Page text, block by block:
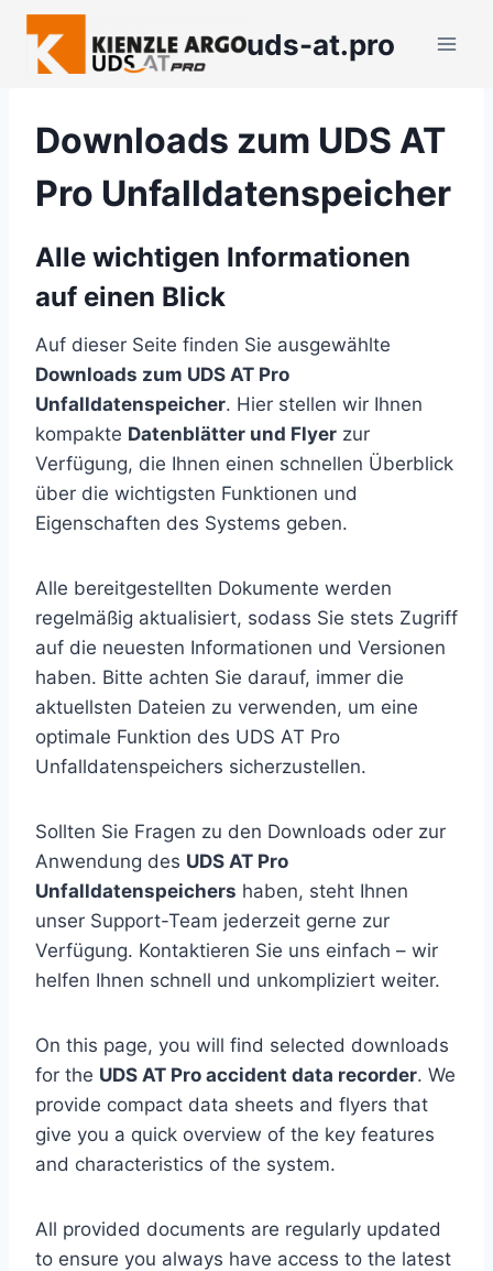
Zum
Inhalt
springen
uds-at.pro
Downloads zum UDS AT
Pro Unfalldatenspeicher
Alle wichtigen Informationen
auf einen Blick
Auf dieser Seite finden Sie ausgewählte
Downloads zum UDS AT Pro
Unfalldatenspeicher. Hier stellen wir Ihnen
kompakte Datenblätter und Flyer zur
Verfügung, die Ihnen einen schnellen Überblick
über die wichtigsten Funktionen und
Eigenschaften des Systems geben.
Alle bereitgestellten Dokumente werden
regelmäßig aktualisiert, sodass Sie stets Zugriff
auf die neuesten Informationen und Versionen
haben. Bitte achten Sie darauf, immer die
aktuellsten Dateien zu verwenden, um eine
optimale Funktion des UDS AT Pro
Unfalldatenspeichers sicherzustellen.
Sollten Sie Fragen zu den Downloads oder zur
Anwendung des UDS AT Pro
Unfalldatenspeichers haben, steht Ihnen
unser Support-Team jederzeit gerne zur
Verfügung. Kontaktieren Sie uns einfach – wir
helfen Ihnen schnell und unkompliziert weiter.
On this page, you will find selected downloads
for the UDS AT Pro accident data recorder. We
provide compact data sheets and flyers that
give you a quick overview of the key features
and characteristics of the system.
All provided documents are regularly updated
to ensure you always have access to the latest